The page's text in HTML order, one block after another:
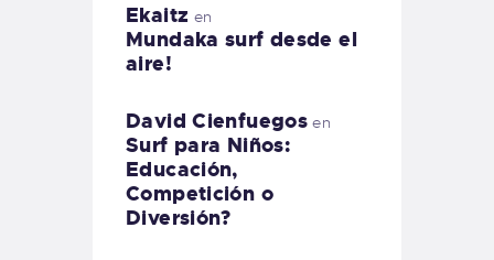
Ekaitz en
Mundaka surf desde el
aire!
David Cienfuegos en
Surf para Niños:
Educación,
Competición o
Diversión?